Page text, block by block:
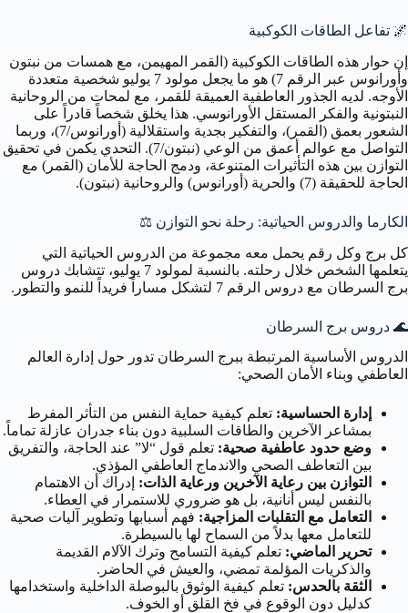
🌌 تفاعل الطاقات الكوكبية
إن حوار هذه الطاقات الكوكبية (القمر المهيمن، مع همسات من نبتون
وأورانوس عبر الرقم 7) هو ما يجعل مولود 7 يوليو شخصية متعددة
الأوجه. لديه الجذور العاطفية العميقة للقمر، مع لمحات من الروحانية
النبتونية والفكر المستقل الأورانوسي. هذا يخلق شخصاً قادراً على
الشعور بعمق (القمر)، والتفكير بجدية واستقلالية (أورانوس/7)، وربما
التواصل مع عوالم أعمق من الوعي (نبتون/7). التحدي يكمن في تحقيق
التوازن بين هذه التأثيرات المتنوعة، ودمج الحاجة للأمان (القمر) مع
الحاجة للحقيقة (7) والحرية (أورانوس) والروحانية (نبتون).
الكارما والدروس الحياتية: رحلة نحو التوازن ⚖️
كل برج وكل رقم يحمل معه مجموعة من الدروس الحياتية التي
يتعلمها الشخص خلال رحلته. بالنسبة لمولود 7 يوليو، تتشابك دروس
برج السرطان مع دروس الرقم 7 لتشكل مساراً فريداً للنمو والتطور.
🌊 دروس برج السرطان
الدروس الأساسية المرتبطة ببرج السرطان تدور حول إدارة العالم
العاطفي وبناء الأمان الصحي:
إدارة الحساسية: تعلم كيفية حماية النفس من التأثر المفرط
بمشاعر الآخرين والطاقات السلبية دون بناء جدران عازلة تماماً.
وضع حدود عاطفية صحية: تعلم قول “لا” عند الحاجة، والتفريق
بين التعاطف الصحي والاندماج العاطفي المؤذي.
التوازن بين رعاية الآخرين ورعاية الذات: إدراك أن الاهتمام
بالنفس ليس أنانية، بل هو ضروري للاستمرار في العطاء.
التعامل مع التقلبات المزاجية: فهم أسبابها وتطوير آليات صحية
للتعامل معها بدلاً من السماح لها بالسيطرة.
تحرير الماضي: تعلم كيفية التسامح وترك الآلام القديمة
والذكريات المؤلمة تمضي، والعيش في الحاضر.
الثقة بالحدس: تعلم كيفية الوثوق بالبوصلة الداخلية واستخدامها
كدليل دون الوقوع في فخ القلق أو الخوف.